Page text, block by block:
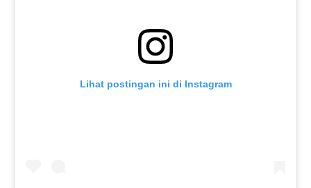
Lihat postingan ini di Instagram